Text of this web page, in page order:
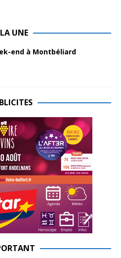
UNE
end à Montbéliard